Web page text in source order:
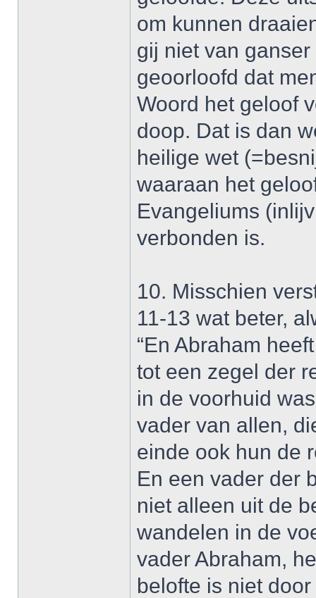
om kunnen
gij niet van
geoorloofd dat
Woord het geloof
doop. Dat is dan
heilige wet
waaraan het
Evangeliums
verbonden is.
10. Misschien
11-13 wat beter,
“En Abraham
tot een zegel der
in de voorhuid
vader van allen,
einde ook hun de
En een vader der
niet alleen uit de
wandelen in de
vader Abraham,
belofte is niet